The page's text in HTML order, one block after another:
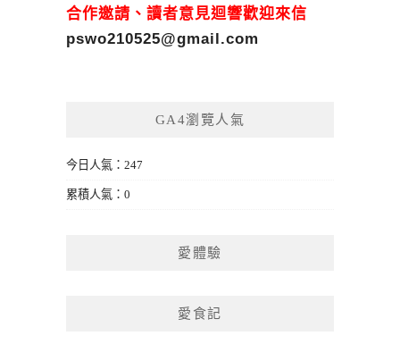
合作邀請、讀者意見迴響歡迎來信
pswo210525@gmail.com
GA4瀏覽人氣
今日人氣：247
累積人氣：0
愛體驗
愛食記